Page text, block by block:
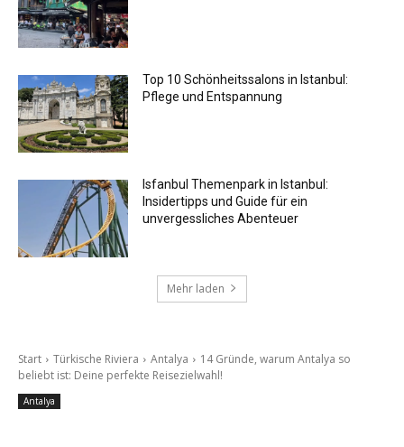
Top 10 Schönheitssalons in Istanbul:
Pflege und Entspannung
Isfanbul Themenpark in Istanbul:
Insidertipps und Guide für ein
unvergessliches Abenteuer
Mehr laden